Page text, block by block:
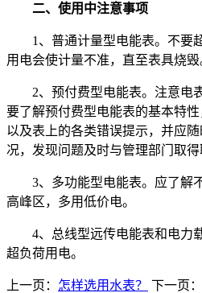
二、使用中注意事项
1、普通计量型电能表。不要
用电会使计量不准，直至表具烧毁
2、预付费型电能表。注意电表
要了解预付费型电能表的基本特
以及表上的各类错误提示，并应
况，发现问题及时与管理部门取得
3、多功能型电能表。应了解
高峰区，多用低价电。
4、总线型远传电能表和电力
超负荷用电。
上一页： 怎样选用水表？ 下一页：